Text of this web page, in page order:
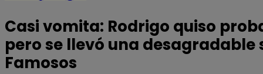
Casi vomita: Rodrigo quiso
pero se llevó una desagradable
Famosos